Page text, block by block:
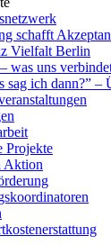
schafft
Vielfalt Berlin
was uns
sag ich dann?” –
Projekte
Aktion